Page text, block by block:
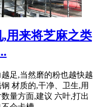
用来将芝麻之类
足,当然磨的粉也越快越
材质的,干净、卫生,用
量方面,建议 六叶,打出